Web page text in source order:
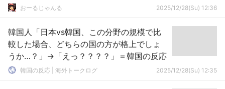
貸・デジ通貨」
おーるじゃんる 2025/12/28(Su) 12:36
韓国人「日本vs韓国、この分野の規模で比
較した場合、どちらの国の方が格上でしょ
うか…？」→「えっ？？？？」＝韓国の反応
韓国の反応 | 海外トークログ 2025/12/28(Su) 12:35